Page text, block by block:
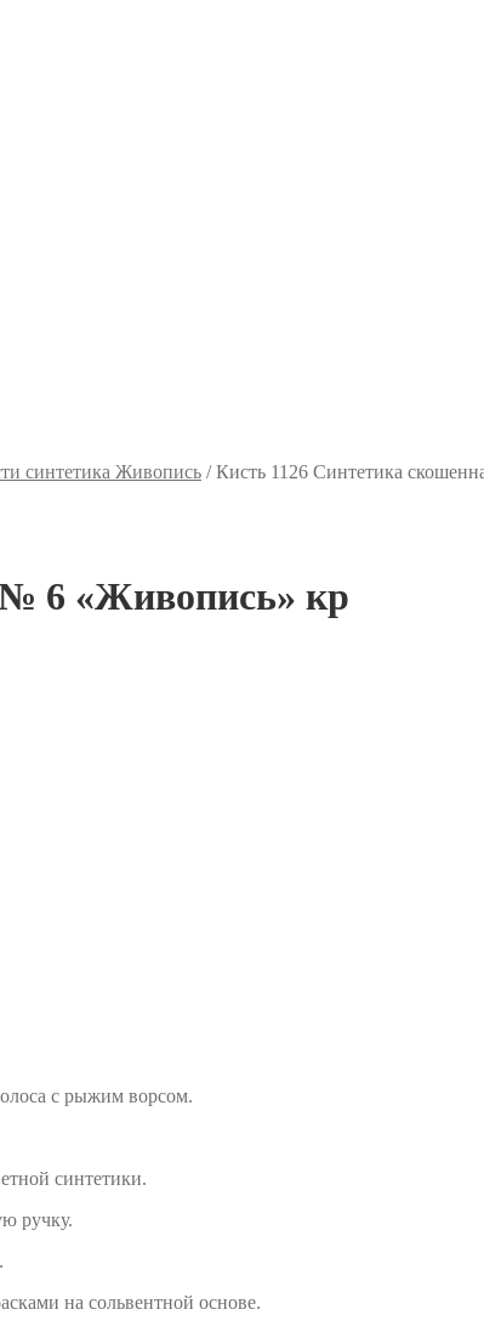
синтетика Живопись /Кисть 1126 Синтетика
№ 6 «Живопись» кр
с рыжим ворсом.
синтетики.
ручку.
на сольвентной основе.